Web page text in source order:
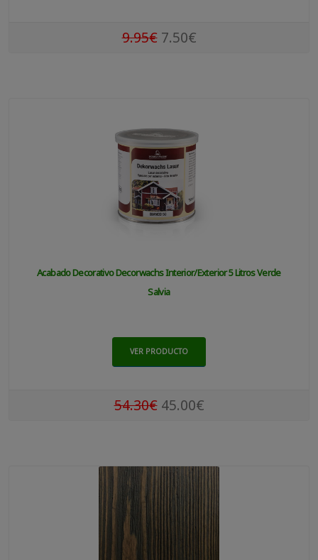
9.95€7.50€
Acabado Decorativo Decorwachs Interior/exterior 5 Litros Verde
Salvia
VER PRODUCTO
54.30€45.00€